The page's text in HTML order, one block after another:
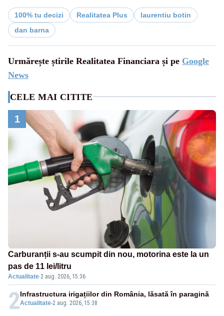
100% tu decizi Realitatea Plus
laurentiu botin
dan barna
Urmărește știrile Realitatea Financiara și pe Google
News
CELE MAI CITITE
1
Carburanții s-au scumpit din nou, motorina este la un
pas de 11 lei/litru
Actualitate·2 aug. 2026, 15:36
2Actualitate-2 aug. 2026, 15:38
Infrastructura irigațiilor din România, lăsată în paragină